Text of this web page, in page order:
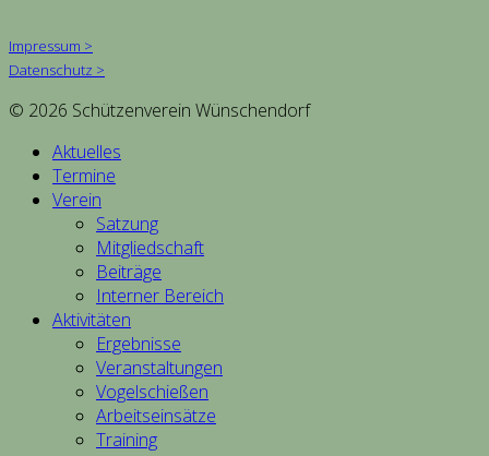
Impressum >
Datenschutz >
© 2026 Schützenverein Wünschendorf
Aktuelles
Termine
Verein
Satzung
Mitgliedschaft
Beiträge
Interner Bereich
Aktivitäten
Ergebnisse
Veranstaltungen
Vogelschießen
Arbeitseinsätze
Training